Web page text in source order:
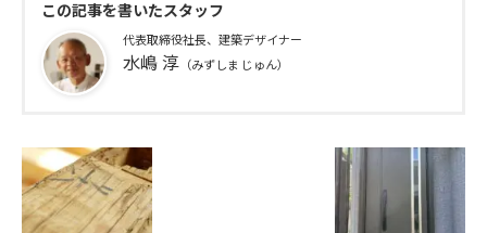
この記事を書いたスタッフ
代表取締役社長、建築デザイナー
水嶋 淳 （みずしま じゅん）